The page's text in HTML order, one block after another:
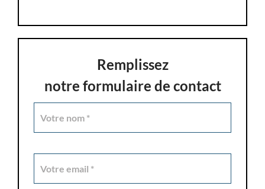
Remplissez
notre formulaire de contact